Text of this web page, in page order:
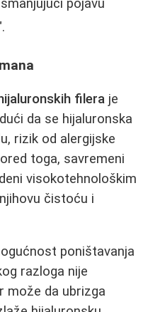
pojavu
hijaluronskih filera je
da se hijaluronska
rizik od alergijske
toga, savremeni
visokotehnološkim
čistoću i
poništavanja
razloga nije
može da ubrizga